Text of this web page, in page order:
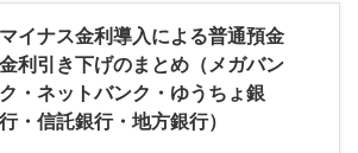
マイナス金利導入による普通預金
金利引き下げのまとめ（メガバン
ク・ネットバンク・ゆうちょ銀
行・信託銀行・地方銀行）